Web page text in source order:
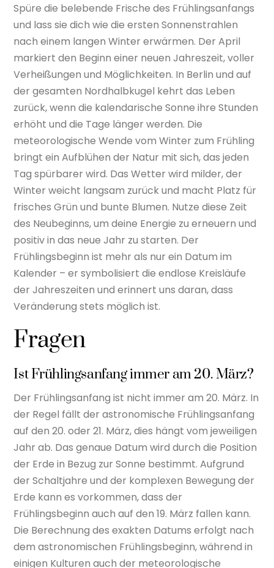
Spüre die belebende Frische des Frühlingsanfangs
und lass sie dich wie die ersten Sonnenstrahlen
nach einem langen Winter erwärmen. Der April
markiert den Beginn einer neuen Jahreszeit, voller
Verheißungen und Möglichkeiten. In Berlin und auf
der gesamten Nordhalbkugel kehrt das Leben
zurück, wenn die kalendarische Sonne ihre Stunden
erhöht und die Tage länger werden. Die
meteorologische Wende vom Winter zum Frühling
bringt ein Aufblühen der Natur mit sich, das jeden
Tag spürbarer wird. Das Wetter wird milder, der
Winter weicht langsam zurück und macht Platz für
frisches Grün und bunte Blumen. Nutze diese Zeit
des Neubeginns, um deine Energie zu erneuern und
positiv in das neue Jahr zu starten. Der
Frühlingsbeginn ist mehr als nur ein Datum im
Kalender – er symbolisiert die endlose Kreisläufe
der Jahreszeiten und erinnert uns daran, dass
Veränderung stets möglich ist.
Fragen
Ist Frühlingsanfang immer am 20. März?
Der Frühlingsanfang ist nicht immer am 20. März. In
der Regel fällt der astronomische Frühlingsanfang
auf den 20. oder 21. März, dies hängt vom jeweiligen
Jahr ab. Das genaue Datum wird durch die Position
der Erde in Bezug zur Sonne bestimmt. Aufgrund
der Schaltjahre und der komplexen Bewegung der
Erde kann es vorkommen, dass der
Frühlingsbeginn auch auf den 19. März fallen kann.
Die Berechnung des exakten Datums erfolgt nach
dem astronomischen Frühlingsbeginn, während in
einigen Kulturen auch der meteorologische